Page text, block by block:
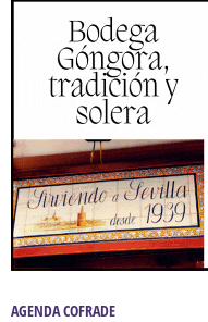
AGENDA COFRADE